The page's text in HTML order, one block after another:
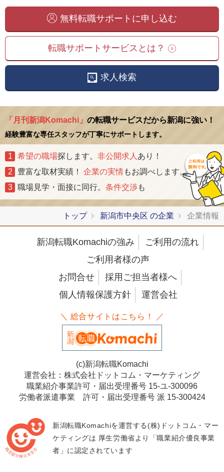
無料転職サポートに申し込む
転職サポートサービスとは？
求人検索
「月刊新潟Komachi」 の転職サービスだから新潟に強い！
経験豊富な専任スタッフが丁寧にサポートします。
1 希望の職場探します。 非公開求人 あり！
2
豊富な取材実績！ 企業の実情もお調べします。
3
職場見学・面接に同行。 条件交渉も
トップ 新潟市中央区 の企業 企業情報
新潟転職Komachiの強み
ご利用の流れ
ご利用者様の声
お問合せ
採用ご担当者様へ
個人情報保護方針
運営会社
＼ 総合サイトはこちら！ ／
(c)新潟転職Komachi
運営会社：株式会社ドットコム・マーケティング
職業紹介事業許可・届出受理番号 15-ユ-300096
労働者派遣事業 許可・届出受理番号 派 15-300424
新潟転職Komachiを運営する(株)ドットコム・マー
ケティングは 厚生労働省より「職業紹介優良事業
者」に認定されています